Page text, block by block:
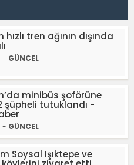
tren ağının dışında
- GÜNCEL
minibüs şoförüne
şüpheli tutuklandı -
- GÜNCEL
Soysal Işıktepe ve